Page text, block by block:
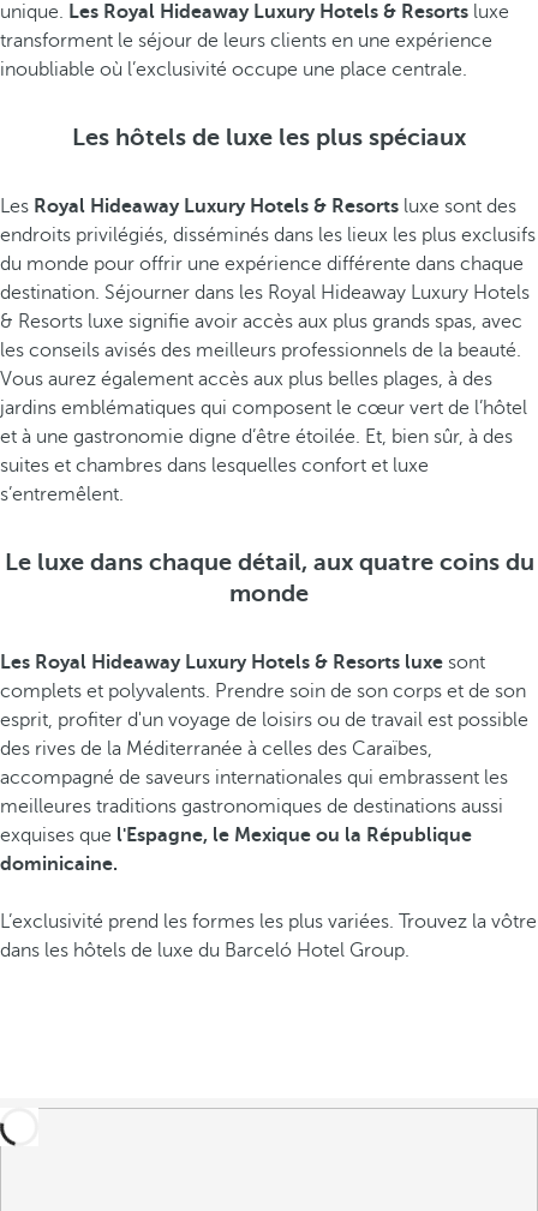
unique. Les Royal Hideaway Luxury Hotels & Resorts luxe
transforment le séjour de leurs clients en une expérience
inoubliable où l’exclusivité occupe une place centrale.
Les hôtels de luxe les plus spéciaux
Les Royal Hideaway Luxury Hotels & Resorts luxe sont des
endroits privilégiés, disséminés dans les lieux les plus exclusifs
du monde pour offrir une expérience différente dans chaque
destination. Séjourner dans les Royal Hideaway Luxury Hotels
& Resorts luxe signifie avoir accès aux plus grands spas, avec
les conseils avisés des meilleurs professionnels de la beauté.
Vous aurez également accès aux plus belles plages, à des
jardins emblématiques qui composent le cœur vert de l’hôtel
et à une gastronomie digne d’être étoilée. Et, bien sûr, à des
suites et chambres dans lesquelles confort et luxe
s’entremêlent.
Le luxe dans chaque détail, aux quatre coins du
monde
Les Royal Hideaway Luxury Hotels & Resorts luxe sont
complets et polyvalents. Prendre soin de son corps et de son
esprit, profiter d'un voyage de loisirs ou de travail est possible
des rives de la Méditerranée à celles des Caraïbes,
accompagné de saveurs internationales qui embrassent les
meilleures traditions gastronomiques de destinations aussi
exquises que l'Espagne, le Mexique ou la République
dominicaine.
L’exclusivité prend les formes les plus variées. Trouvez la vôtre
dans les hôtels de luxe du Barceló Hotel Group.